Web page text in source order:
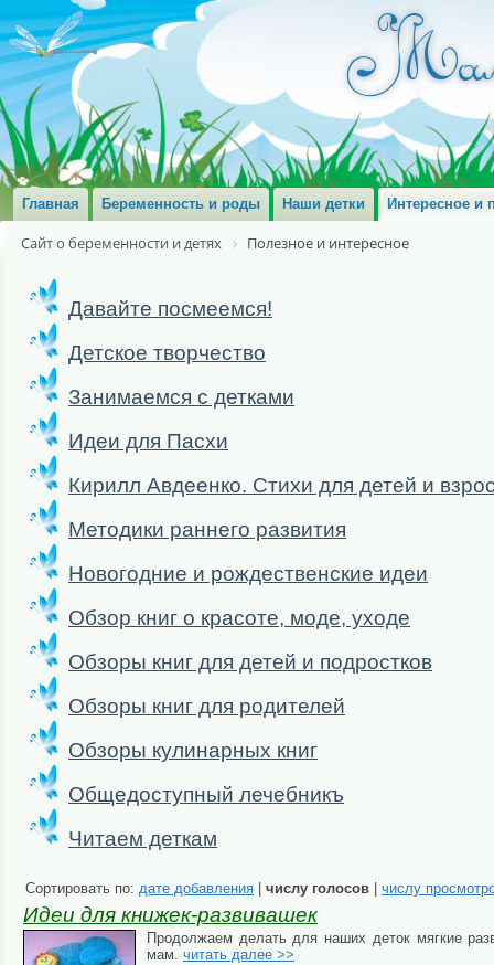
Главная Беременность и роды Наши детки Интересное и
Сайт о беременности и детях Полезное и интересное
Давайте посмеемся!
Детское творчество
Занимаемся с детками
Идеи для Пасхи
Кирилл Авдеенко. Стихи для детей и
Методики раннего развития
Новогодние и рождественские идеи
Обзор книг о красоте, моде, уходе
Обзоры книг для детей и подростков
Обзоры книг для родителей
Обзоры кулинарных книг
Общедоступный лечебникъ
Читаем деткам
Сортировать по: дате добавления числу голосов числу
Идеи для книжек-развивашек
Продолжаем делать для наших деток мягкие
мам. читать далее >>